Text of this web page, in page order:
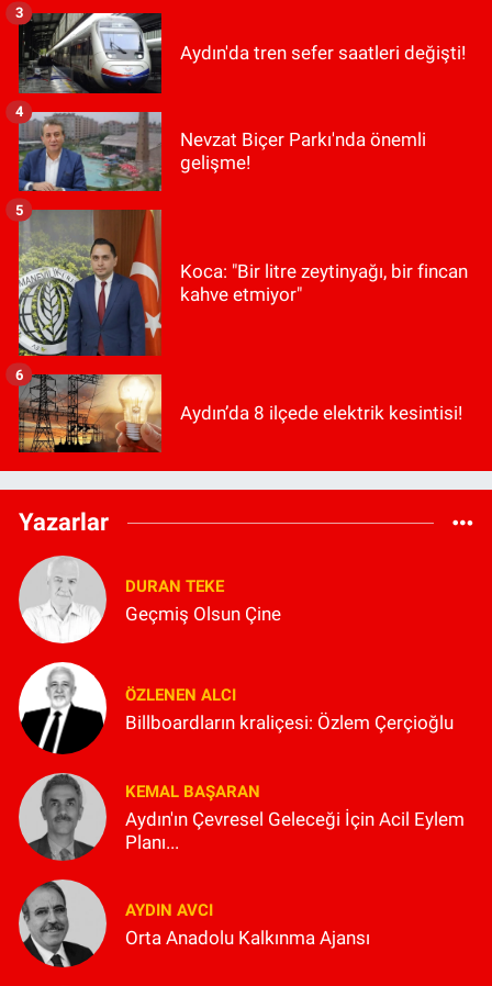
Aydın'da tren sefer saatleri değişti!
3
Nevzat Biçer Parkı'nda önemli
gelişme!
4
Koca: "Bir litre zeytinyağı, bir fincan
kahve etmiyor"
5
Aydın’da 8 ilçede elektrik kesintisi!
6
Yazarlar
DURAN TEKE
Geçmiş Olsun Çine
ÖZLENEN ALCI
Billboardların kraliçesi: Özlem Çerçioğlu
KEMAL BAŞARAN
Aydın'ın Çevresel Geleceği İçin Acil Eylem
Planı...
AYDIN AVCI
Orta Anadolu Kalkınma Ajansı